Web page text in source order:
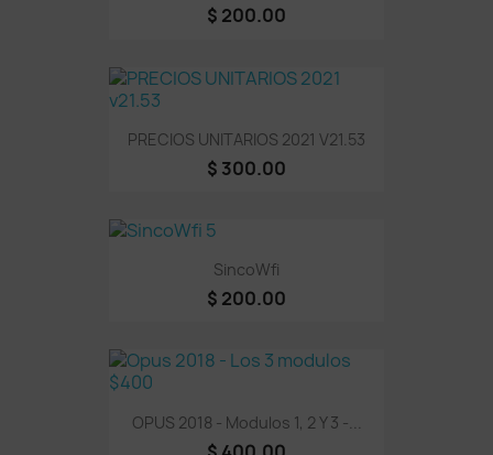
$ 200.00
PRECIOS UNITARIOS 2021 V21.53
$ 300.00
SincoWfi
$ 200.00
OPUS 2018 - Modulos 1, 2 Y 3 -...